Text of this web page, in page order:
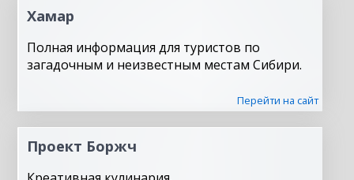
Хамар
Полная информация для туристов по
загадочным и неизвестным местам Сибири.
Перейти на сайт
Проект Боржч